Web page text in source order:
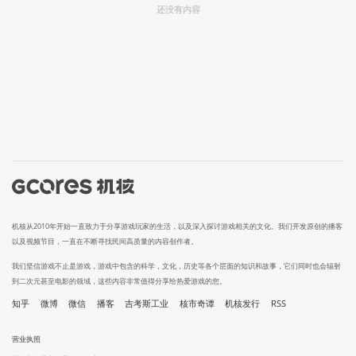
还没有内容
机核从2010年开始一直致力于分享游戏玩家的生活，以及深入探讨游戏相关的文化。我们开发原创的播客
以及视频节目，一直在不断寻找民间高质量的内容创作者。
我们坚信游戏不止是游戏，游戏中包含的科学，文化，历史等各个层面的知识和故事，它们同时也会辐射
到二次元甚至电影的领域，这些内容非常值得分享给热爱游戏的您。
知乎 微博 微信 播客 吉考斯工业 核市奇谭 机核发行 RSS
营业执照